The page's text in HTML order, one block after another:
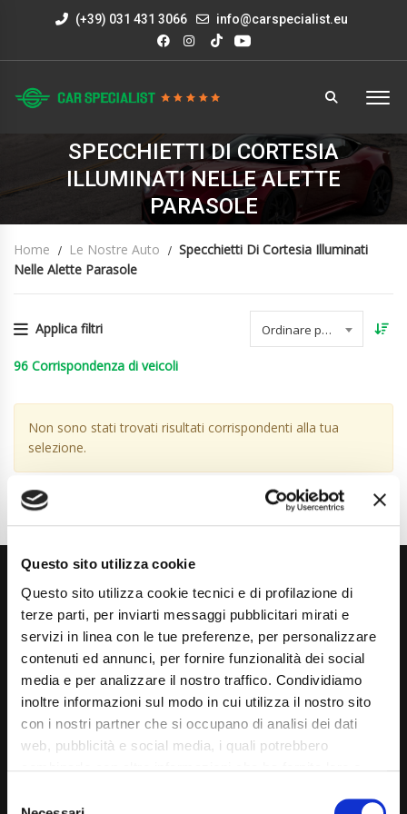
Questo sito utilizza cookie
Questo sito utilizza cookie tecnici e di profilazione di
terze parti, per inviarti messaggi pubblicitari mirati e
servizi in linea con le tue preferenze, per personalizzare
contenuti ed annunci, per fornire funzionalità dei social
media e per analizzare il nostro traffico. Condividiamo
inoltre informazioni sul modo in cui utilizza il nostro sito
con i nostri partner che si occupano di analisi dei dati
web, pubblicità e social media, i quali potrebbero
mera chiusura del banner non comporta l’accettazione
(+39) 031 431 3066 info@carspecialist.eu
SPECCHIETTI DI CORTESIA
ILLUMINATI NELLE ALETTE
PARASOLE
Home Le Nostre Auto
Specchietti Di Cortesia Illuminati
Nelle Alette Parasole
Applica filtri Ordinare per data
96 Corrispondenza di veicoli
Non sono stati trovati risultati corrispondenti alla tua
selezione.
Via Giuditta Pasta 2, Como (CO) 22100
(+39) 031 431 3066
info@carspecialist.eu